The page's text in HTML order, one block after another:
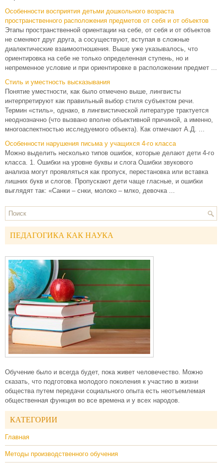
Особенности восприятия детьми дошкольного возраста
пространственного расположения предметов от себя и от объектов
Этапы пространственной ориентации на себе, от себя и от объектов
не сменяют друг друга, а сосуществуют, вступая в сложные
диалектические взаимоотношения. Выше уже указывалось, что
ориентировка на себе не только определенная ступень, но и
непременное условие и при ориентировке в расположении предмет ...
Стиль и уместность высказывания
Понятие уместности, как было отмечено выше, лингвисты
интерпретируют как правильный выбор стиля субъектом речи.
Термин «стиль», однако, в лингвистической литературе трактуется
неоднозначно (что вызвано вполне объективной причиной, а именно,
многоаспектностью исследуемого объекта). Как отмечают А.Д. ...
Особенности нарушения письма у учащихся 4-го класса
Можно выделить несколько типов ошибок, которые делают дети 4-го
класса. 1. Ошибки на уровне буквы и слога Ошибки звукового
анализа могут проявляться как пропуск, перестановка или вставка
лишних букв и слогов. Пропускают дети чаще гласные, и ошибки
выглядят так: «Санки – снки, молоко – млко, девочка ...
ПЕДАГОГИКА КАК НАУКА
Обучение было и всегда будет, пока живет человечество. Можно
сказать, что подготовка молодого поколения к участию в жизни
общества путем передачи социального опыта есть неотъемлемая
общественная функция во все времена и у всех народов.
КАТЕГОРИИ
Главная
Методы производственного обучения